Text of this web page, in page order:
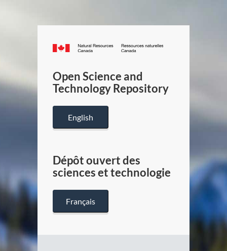
Canada.ca
/
Canada
Open Science and
Technology Repository
English
Dépôt ouvert des
sciences et technologie
Français